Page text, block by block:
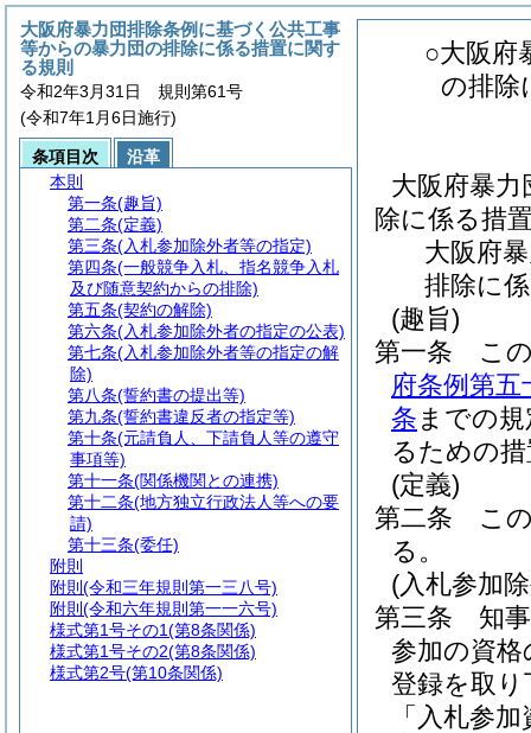
○大阪府
の排除
大阪府暴
除に係る措
大阪府
排除に
(趣旨)
第一条
こ
府条例第
条 までの
るための
(定義)
第二条
こ
る。
(入札参加
第三条
知
参加の資
登録を取
「入札参
大阪府暴力団排除条例に基づく公共工事
等からの暴力団の排除に係る措置に関す
る規則
令和2年3月31日 規則第61号
(令和7年1月6日施行)
条項目次
沿革
本則
第一条(趣旨)
第二条(定義)
第三条(入札参加除外者等の指定)
第四条(一般競争入札、指名競争入札
及び随意契約からの排除)
第五条(契約の解除)
第六条(入札参加除外者の指定の公表)
第七条(入札参加除外者等の指定の解
除)
第八条(誓約書の提出等)
第九条(誓約書違反者の指定等)
第十条(元請負人、下請負人等の遵守
事項等)
第十一条(関係機関との連携)
第十二条(地方独立行政法人等への要
請)
第十三条(委任)
附則
附則 (令和三年規則第一三八号)
附則 (令和六年規則第一一六号)
様式第1号その1(第8条関係)
様式第1号その2(第8条関係)
様式第2号(第10条関係)